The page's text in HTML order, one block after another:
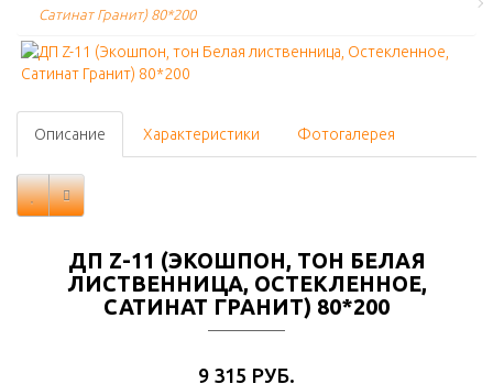
Сатинат Гранит) 80*200
Описание Характеристики Фотогалерея
ДП Z-11 (ЭКОШПОН, ТОН БЕЛАЯ
ЛИСТВЕННИЦА, ОСТЕКЛЕННОЕ,
САТИНАТ ГРАНИТ) 80*200
9 315 РУБ.